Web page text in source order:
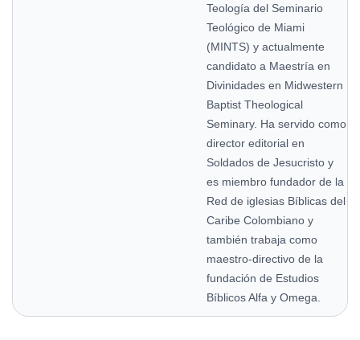
Teología del Seminario
Teológico de Miami
(MINTS) y actualmente
candidato a Maestría en
Divinidades en Midwestern
Baptist Theological
Seminary. Ha servido como
director editorial en
Soldados de Jesucristo y
es miembro fundador de la
Red de iglesias Bíblicas del
Caribe Colombiano y
también trabaja como
maestro-directivo de la
fundación de Estudios
Bíblicos Alfa y Omega.